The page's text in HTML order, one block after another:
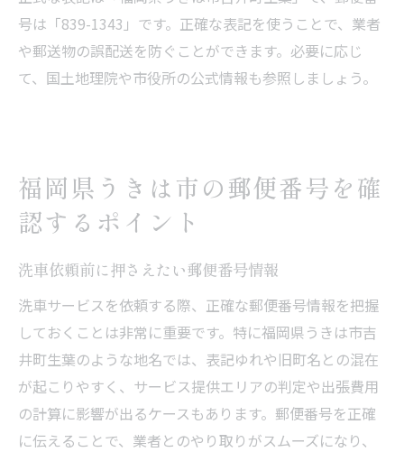
号は「839-1343」です。正確な表記を使うことで、業者
や郵送物の誤配送を防ぐことができます。必要に応じ
て、国土地理院や市役所の公式情報も参照しましょう。
福岡県うきは市の郵便番号を確
認するポイント
洗車依頼前に押さえたい郵便番号情報
洗車サービスを依頼する際、正確な郵便番号情報を把握
しておくことは非常に重要です。特に福岡県うきは市吉
井町生葉のような地名では、表記ゆれや旧町名との混在
が起こりやすく、サービス提供エリアの判定や出張費用
の計算に影響が出るケースもあります。郵便番号を正確
に伝えることで、業者とのやり取りがスムーズになり、